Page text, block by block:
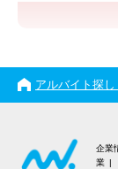
アルバイト探
企業
業